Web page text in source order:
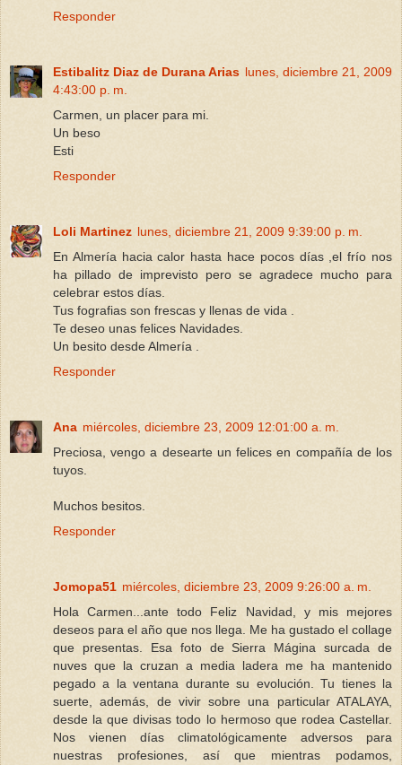
Responder
Estibalitz Diaz de Durana Arias lunes, diciembre 21, 2009
4:43:00 p. m.
Carmen, un placer para mi.
Un beso
Esti
Responder
Loli Martinez lunes, diciembre 21, 2009 9:39:00 p. m.
En Almería hacia calor hasta hace pocos días ,el frío nos
ha pillado de imprevisto pero se agradece mucho para
celebrar estos días.
Tus fografias son frescas y llenas de vida .
Te deseo unas felices Navidades.
Un besito desde Almería .
Responder
Ana miércoles, diciembre 23, 2009 12:01:00 a. m.
Preciosa, vengo a desearte un felices en compañía de los
tuyos.
Muchos besitos.
Responder
Jomopa51 miércoles, diciembre 23, 2009 9:26:00 a. m.
Hola Carmen...ante todo Feliz Navidad, y mis mejores
deseos para el año que nos llega. Me ha gustado el collage
que presentas. Esa foto de Sierra Mágina surcada de
nuves que la cruzan a media ladera me ha mantenido
pegado a la ventana durante su evolución. Tu tienes la
suerte, además, de vivir sobre una particular ATALAYA,
desde la que divisas todo lo hermoso que rodea Castellar.
Nos vienen días climatológicamente adversos para
nuestras profesiones, así que mientras podamos,